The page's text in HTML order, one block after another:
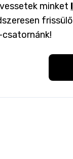
minket
frissülő
csatornánk!